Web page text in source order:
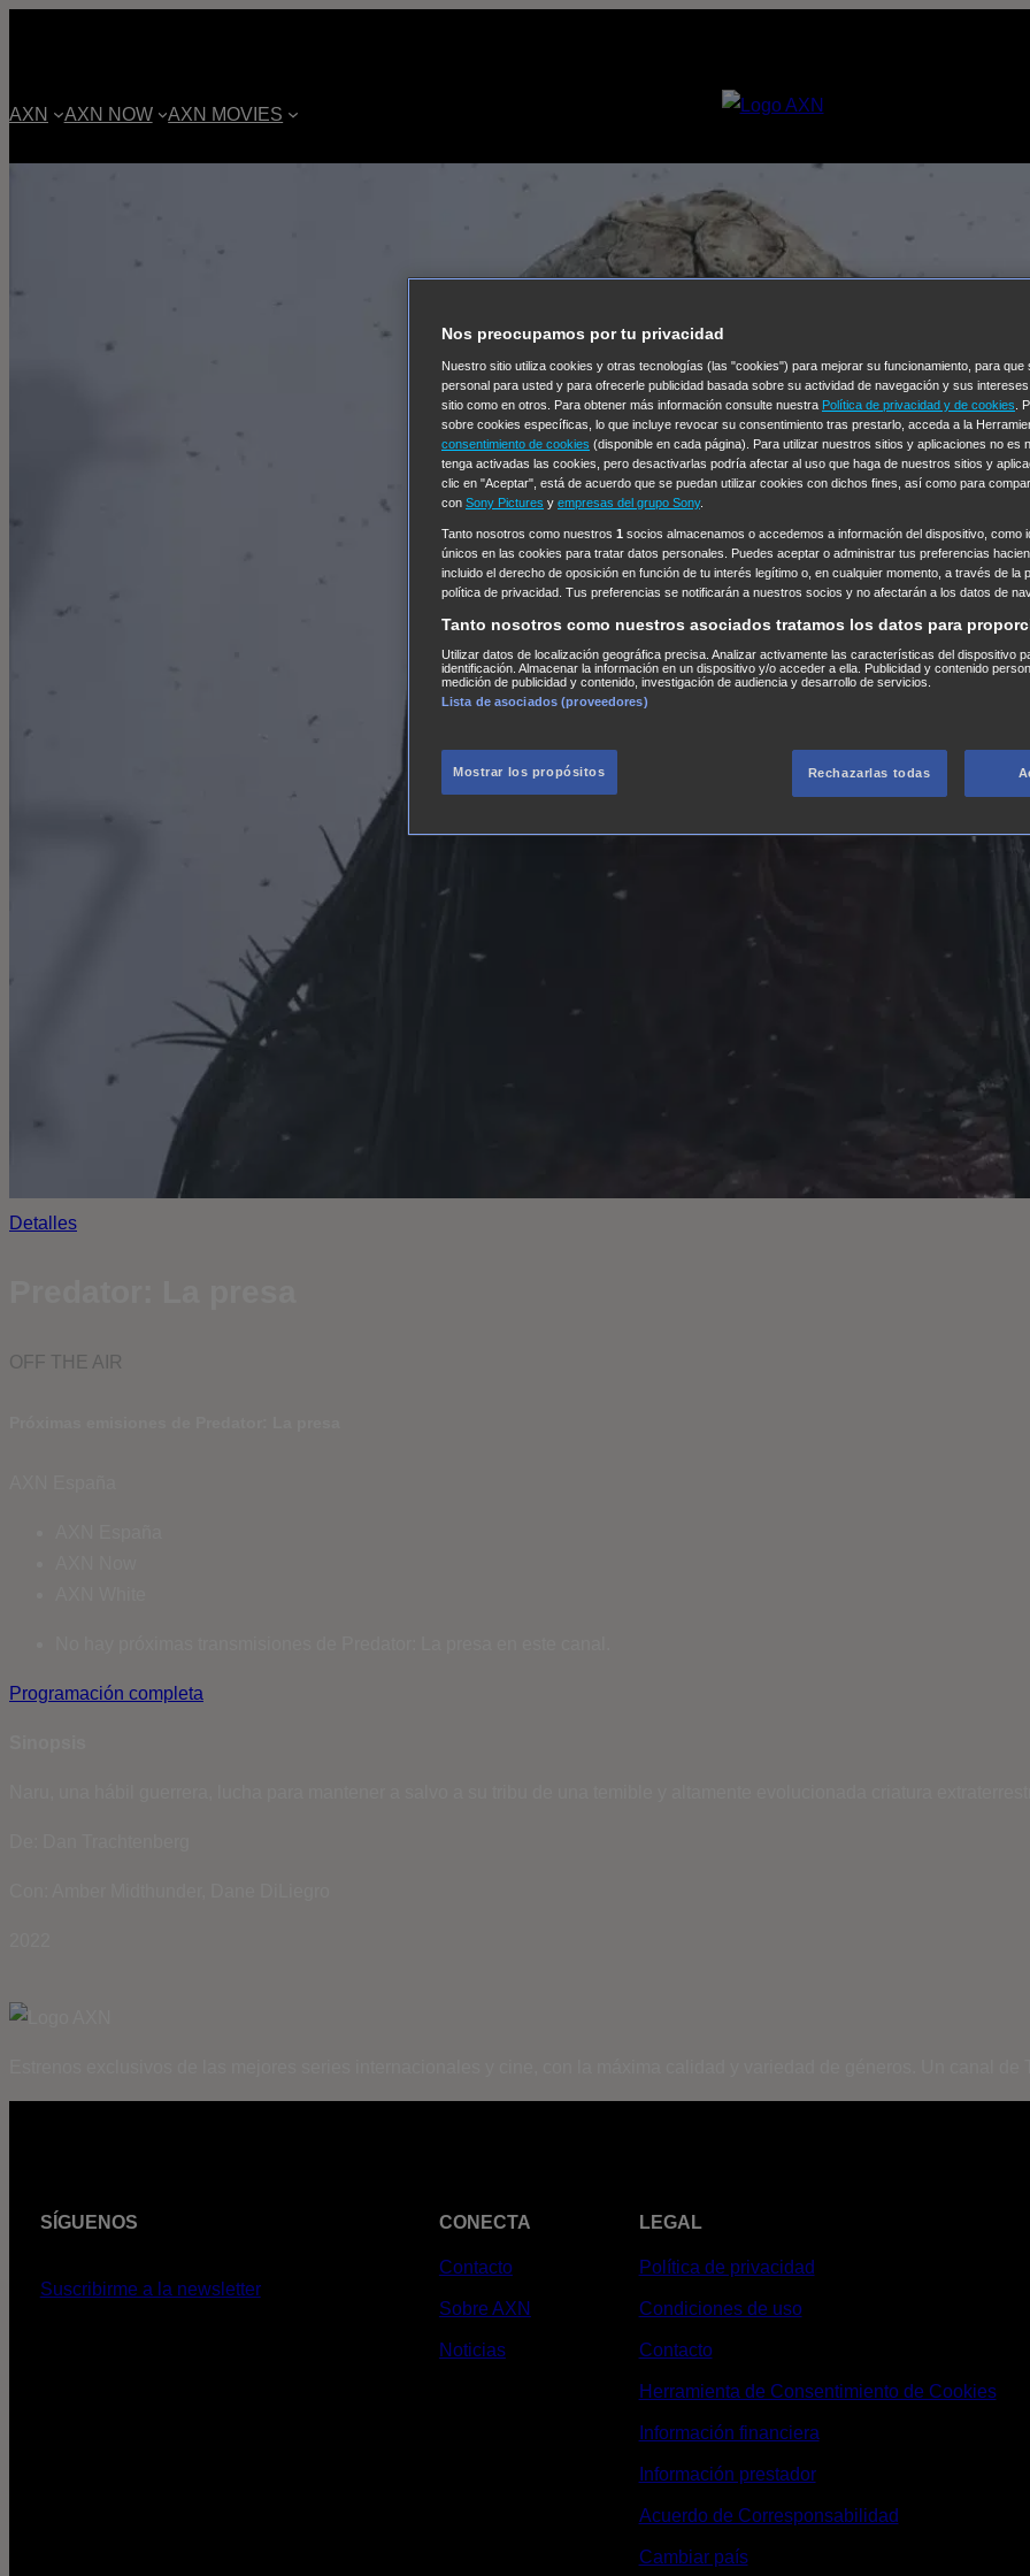
AXN AXN NOW AXN MOVIES
Detalles
OFF THE AIR
Programación completa
SÍGUENOS
Suscribirme a la newsletter
CONECTA
Contacto
Sobre AXN
Noticias
LEGAL
Política de privacidad
Condiciones de uso
Contacto
Herramienta de Consentimiento de Cookies
Información financiera
Información prestador
Acuerdo de Corresponsabilidad
Cambiar país
Nos preocupamos por tu privacidad
Nuestro sitio utiliza cookies y otras tecnologías (las "cookies") para mejorar su funcionamiento, para que
personal para usted y para ofrecerle publicidad basada sobre su actividad de navegación y sus
sitio como en otros. Para obtener más información consulte nuestra Política de privacidad y de cookies .
sobre cookies específicas, lo que incluye revocar su consentimiento tras prestarlo, acceda a la
consentimiento de cookies (disponible en cada página). Para utilizar nuestros sitios y aplicaciones no es
tenga activadas las cookies, pero desactivarlas podría afectar al uso que haga de nuestros sitios y
clic en "Aceptar", está de acuerdo que se puedan utilizar cookies con dichos fines, así como para
con Sony Pictures y empresas del grupo Sony.
Tanto nosotros como nuestros 1 socios almacenamos o accedemos a información del dispositivo, como
únicos en las cookies para tratar datos personales. Puedes aceptar o administrar tus preferencias
incluido el derecho de oposición en función de tu interés legítimo o, en cualquier momento, a través de la
política de privacidad. Tus preferencias se notificarán a nuestros socios y no afectarán a los datos de
Tanto nosotros como nuestros asociados tratamos los datos para
Utilizar datos de localización geográfica precisa. Analizar activamente las características del dispositivo
identificación. Almacenar la información en un dispositivo y/o acceder a ella. Publicidad y contenido
medición de publicidad y contenido, investigación de audiencia y desarrollo de servicios.
Lista de asociados (proveedores)
Mostrar los propósitos Rechazarlas todas